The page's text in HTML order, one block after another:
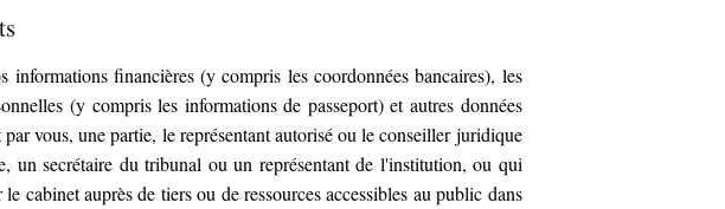
informations financières (y compris les coordonnées bancaires), les
(y compris les informations de passeport) et autres données
vous, une partie, le représentant autorisé ou le conseiller juridique
un secrétaire du tribunal ou un représentant de l'institution, ou qui
cabinet auprès de tiers ou de ressources accessibles au public dans